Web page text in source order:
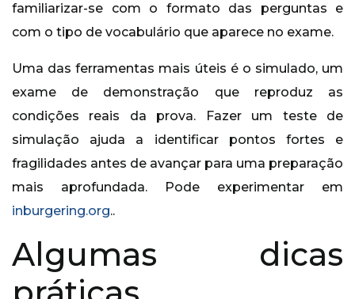
familiarizar-se com o formato das perguntas e
com o tipo de vocabulário que aparece no exame.
Uma das ferramentas mais úteis é o simulado, um
exame de demonstração que reproduz as
condições reais da prova. Fazer um teste de
simulação ajuda a identificar pontos fortes e
fragilidades antes de avançar para uma preparação
mais aprofundada. Pode experimentar em
inburgering.org..
Algumas dicas